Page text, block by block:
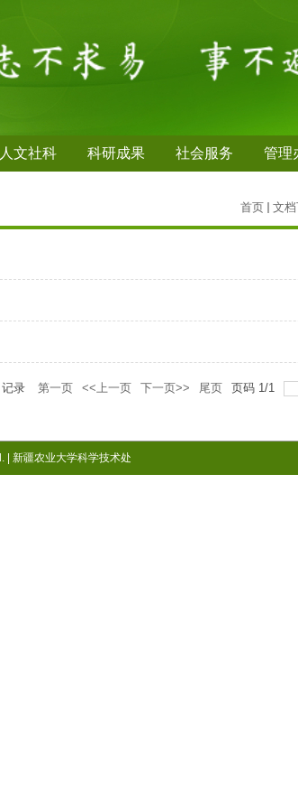
人文社科 科研成果 社会服务 管理
首页 文
记录 第一页 <<上一页 下一页>> 尾页 页码 1/1
| 新疆农业大学科学技术处